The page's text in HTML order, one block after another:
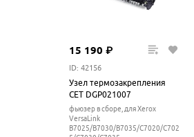
15 190 ₽
ID: 42156
Узел термозакрепления
CET DGP021007
фьюзер в сборе, для Xerox
VersaLink
B7025/B7030/B7035/C7020/C702